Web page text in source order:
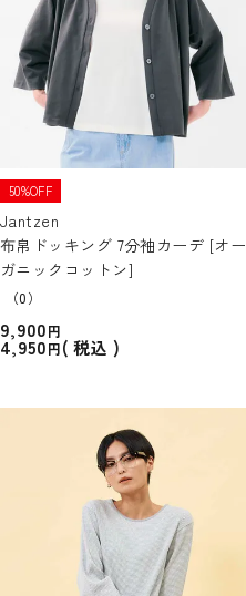
50%OFF
Jantzen
布帛ドッキング 7分袖カーデ [オー
ガニックコットン]
（0）
9,900
4,950 税込